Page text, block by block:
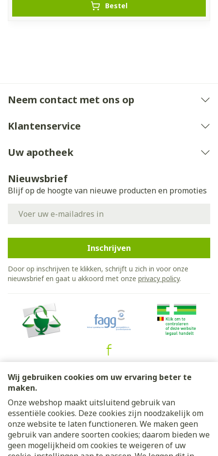
Wij gebruiken cookies om uw ervaring beter te
maken.
Onze webshop maakt uitsluitend gebruik van
essentiële cookies. Deze cookies zijn noodzakelijk om
onze website te laten functioneren. We maken geen
gebruik van andere soorten cookies; daarom bieden we
geen mogelijkheid om cookies te weigeren of uw
Bestel
Neem contact met ons op
Klantenservice
Uw apotheek
Nieuwsbrief
Blijf op de hoogte van nieuwe producten en promoties
Inschrijven
Door op inschrijven te klikken, schrijft u zich in voor onze
nieuwsbrief en gaat u akkoord met onze privacy policy.
Juridische links